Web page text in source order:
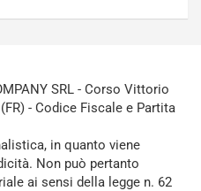
SRL - Corso Vittorio
- Codice Fiscale e Partita
in quanto viene
Non può pertanto
ai sensi della legge n. 62